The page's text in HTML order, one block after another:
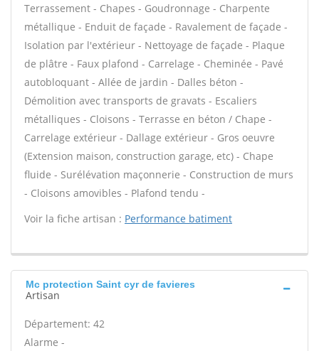
Terrassement - Chapes - Goudronnage - Charpente
métallique - Enduit de façade - Ravalement de façade -
Isolation par l'extérieur - Nettoyage de façade - Plaque
de plâtre - Faux plafond - Carrelage - Cheminée - Pavé
autobloquant - Allée de jardin - Dalles béton -
Démolition avec transports de gravats - Escaliers
métalliques - Cloisons - Terrasse en béton / Chape -
Carrelage extérieur - Dallage extérieur - Gros oeuvre
(Extension maison, construction garage, etc) - Chape
fluide - Surélévation maçonnerie - Construction de murs
- Cloisons amovibles - Plafond tendu -
Voir la fiche artisan : Performance batiment
Mc protection Saint cyr de favieres
Artisan
Département: 42
Alarme -